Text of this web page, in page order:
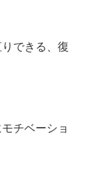
できる、復
チベーショ